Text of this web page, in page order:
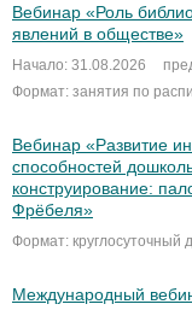
Вебинар «Роль
явлений в обществе»
Начало: 31.08.2026
Формат: занятия по
Вебинар «Развитие
способностей
конструирование:
Фрёбеля»
Формат: круглосуточный
Международный